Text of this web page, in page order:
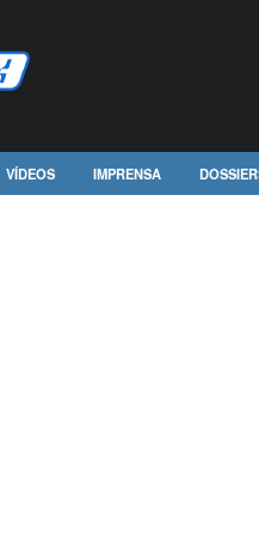
VÍDEOS IMPRENSA